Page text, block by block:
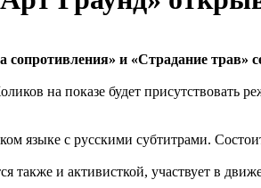
и «Страдание трав»
на показе будет присутствовать
языке с русскими субтитрами.
также и активисткой, участвует в